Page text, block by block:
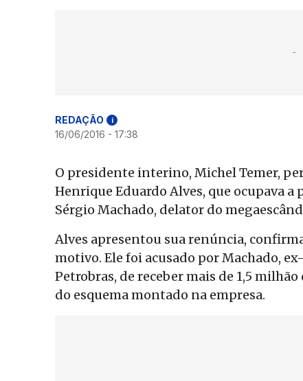
REDAÇÃO i
16/06/2016 - 17:38
O presidente interino, Michel Temer,
Henrique Eduardo Alves, que ocupava
Sérgio Machado, delator do
Alves apresentou sua renúncia,
motivo. Ele foi acusado por Machado,
Petrobras, de receber mais de 1,5
do esquema montado na empresa.